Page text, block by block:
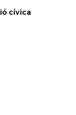
cívica